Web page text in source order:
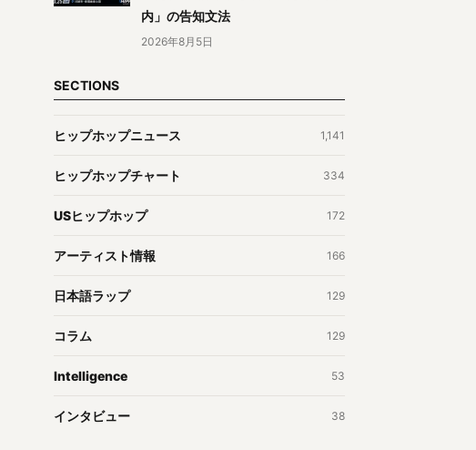
内」の告知文法
2026年8月5日
SECTIONS
ヒップホップニュース 1,141
ヒップホップチャート 334
USヒップホップ 172
アーティスト情報 166
日本語ラップ 129
コラム 129
Intelligence 53
インタビュー 38